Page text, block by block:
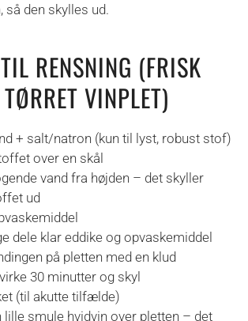
så den skylles ud.
RENSNING (FRISK
TØRRET VINPLET)
+ salt/natron (kun til lyst, robust stof)
over en skål
vand fra højden – det skyller
ud
dele klar eddike og opvaskemiddel
på pletten med en klud
30 minutter og skyl
(til akutte tilfælde)
smule hvidvin over pletten – det